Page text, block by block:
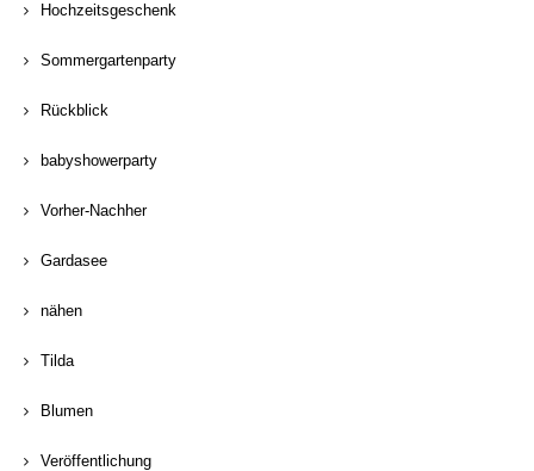
Hochzeitsgeschenk
Sommergartenparty
Rückblick
babyshowerparty
Vorher-Nachher
Gardasee
nähen
Tilda
Blumen
Veröffentlichung